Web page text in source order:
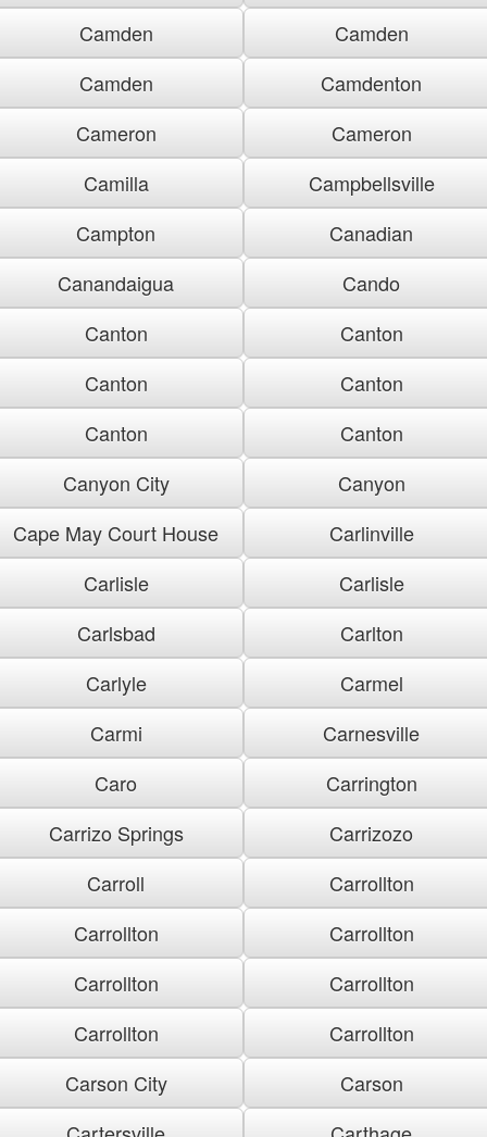
Camden
Camden
Camden
Camdenton
Cameron
Cameron
Camilla
Campbellsville
Campton
Canadian
Canandaigua
Cando
Canton
Canton
Canton
Canton
Canton
Canton
Canyon City
Canyon
Cape May Court House
Carlinville
Carlisle
Carlisle
Carlsbad
Carlton
Carlyle
Carmel
Carmi
Carnesville
Caro
Carrington
Carrizo Springs
Carrizozo
Carroll
Carrollton
Carrollton
Carrollton
Carrollton
Carrollton
Carrollton
Carrollton
Carson City
Carson